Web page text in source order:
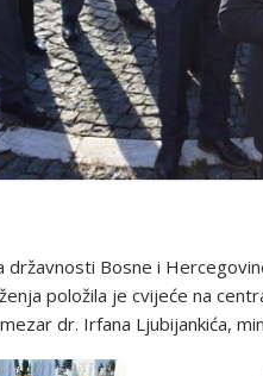
državnosti Bosne i
položila je cvijeće na
dr. Irfana Ljubijankića,